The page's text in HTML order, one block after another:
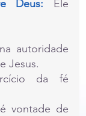
Deus: Ele
autoridade
Jesus.
da fé
vontade de